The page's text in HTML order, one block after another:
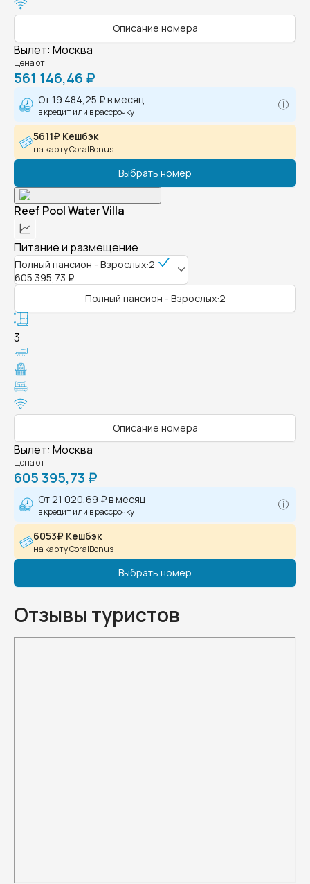
Описание номера
Вылет: Москва
Цена от
561 146,46 ₽
От19 484,25 ₽в месяц
в кредит или в рассрочку
5611₽ Кешбэк
на карту CoralBonus
Выбрать номер
Reef Pool Water Villa
Питание и размещение
Полный пансион - Взрослых:2
605 395,73 ₽
Полный пансион - Взрослых:2
3
Описание номера
Вылет: Москва
Цена от
605 395,73 ₽
От 21 020,69 ₽в месяц
в кредит или в рассрочку
6053₽ Кешбэк
на карту CoralBonus
Выбрать номер
Отзывы туристов